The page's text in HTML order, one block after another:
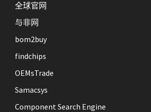
全球官网
与非网
bom2buy
findchips
OEMsTrade
Samacsys
Component Search Engine